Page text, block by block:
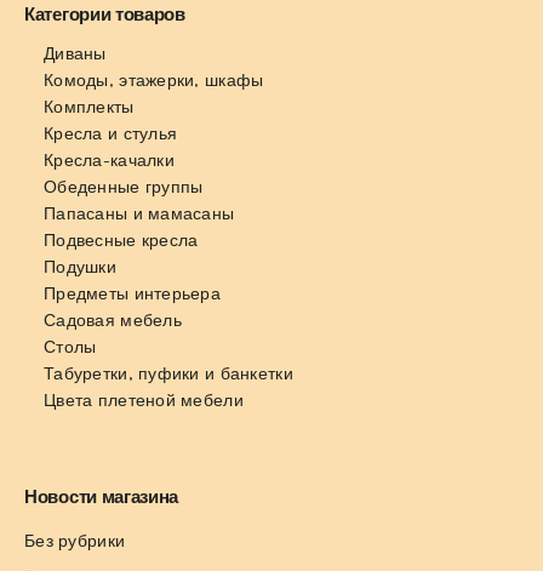
Категории товаров
Диваны
Комоды, этажерки, шкафы
Комплекты
Кресла и стулья
Кресла-качалки
Обеденные группы
Папасаны и мамасаны
Подвесные кресла
Подушки
Предметы интерьера
Садовая мебель
Столы
Табуретки, пуфики и банкетки
Цвета плетеной мебели
Новости магазина
Без рубрики